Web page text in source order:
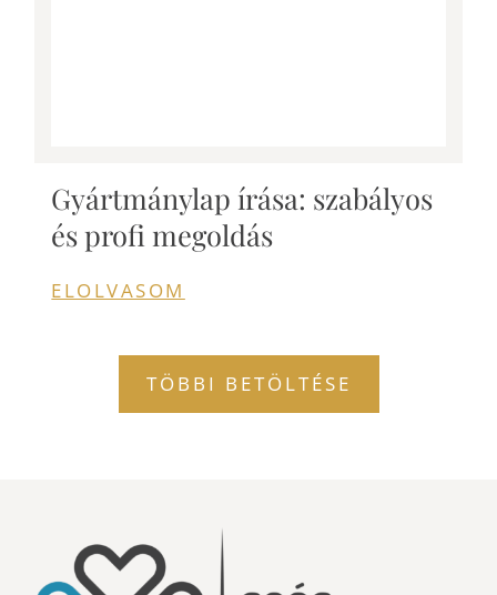
Gyártmánylap írása: szabályos
és profi megoldás
ELOLVASOM
TÖBBI BETÖLTÉSE